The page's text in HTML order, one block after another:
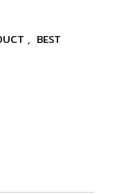
, BEST